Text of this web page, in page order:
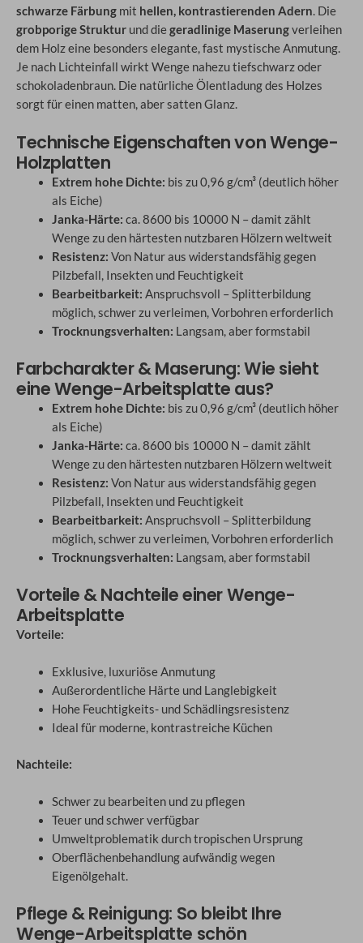
schwarze Färbung mit hellen, kontrastierenden Adern. Die
grobporige Struktur und diegeradlinige Maserungverleihen
dem Holz eine besonders elegante, fast mystische Anmutung.
Je nach Lichteinfall wirkt Wenge nahezu tiefschwarz oder
schokoladenbraun. Die natürliche Ölentladung des Holzes
sorgt für einen matten, aber satten Glanz.
Technische Eigenschaften von Wenge-
Holzplatten
Extrem hohe Dichte: bis zu 0,96 g/cm³ (deutlich höher
als Eiche)
Janka-Härte: ca. 8600 bis 10000 N – damit zählt
Wenge zu den härtesten nutzbaren Hölzern weltweit
Resistenz: Von Natur aus widerstandsfähig gegen
Pilzbefall, Insekten und Feuchtigkeit
Bearbeitbarkeit: Anspruchsvoll – Splitterbildung
möglich, schwer zu verleimen, Vorbohren erforderlich
Trocknungsverhalten: Langsam, aber formstabil
Farbcharakter & Maserung: Wie sieht
eine Wenge-Arbeitsplatte aus?
Extrem hohe Dichte: bis zu 0,96 g/cm³ (deutlich höher
als Eiche)
Janka-Härte: ca. 8600 bis 10000 N – damit zählt
Wenge zu den härtesten nutzbaren Hölzern weltweit
Resistenz: Von Natur aus widerstandsfähig gegen
Pilzbefall, Insekten und Feuchtigkeit
Bearbeitbarkeit: Anspruchsvoll – Splitterbildung
möglich, schwer zu verleimen, Vorbohren erforderlich
Trocknungsverhalten: Langsam, aber formstabil
Vorteile & Nachteile einer Wenge-
Arbeitsplatte
Vorteile:
Exklusive, luxuriöse Anmutung
Außerordentliche Härte und Langlebigkeit
Hohe Feuchtigkeits- und Schädlingsresistenz
Ideal für moderne, kontrastreiche Küchen
Nachteile:
Schwer zu bearbeiten und zu pflegen
Teuer und schwer verfügbar
Umweltproblematik durch tropischen Ursprung
Oberflächenbehandlung aufwändig wegen
Eigenölgehalt.
Pflege & Reinigung: So bleibt Ihre
Wenge-Arbeitsplatte schön